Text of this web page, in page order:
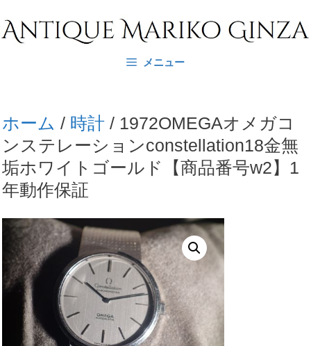
ン
へ
ス
キ
ッ
メニュー
ホーム / 時計 / 1972OMEGAオメガコ
ンステレーションconstellation18金無
垢ホワイトゴールド【商品番号w2】1
年動作保証